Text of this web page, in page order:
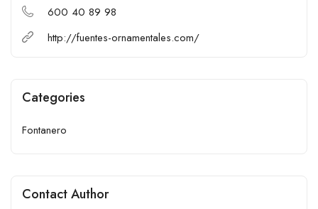
600 40 89 98
http://fuentes-ornamentales.com/
Categories
Fontanero
Contact Author